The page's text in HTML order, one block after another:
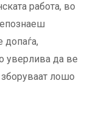
работа, во
допаѓа,
уверлива да ве
лошо